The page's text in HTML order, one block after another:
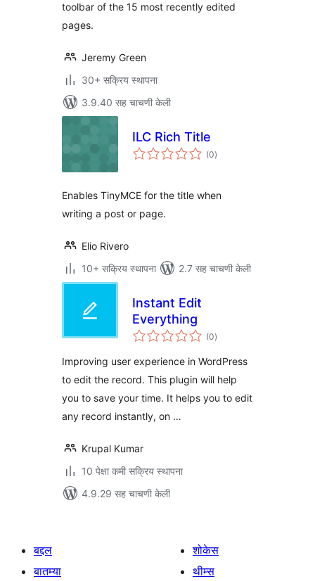
toolbar of the 15 most recently edited
pages.
Jeremy Green
30+ सक्रिय स्थापना
3.9.40 सह चाचणी केली
ILC Rich Title
(0एकूण
मूल्यांकन
)
Enables TinyMCE for the title when
writing a post or page.
Elio Rivero
10+ सक्रिय स्थापना
2.7 सह चाचणी केली
Instant Edit
Everything
(0एकूण
मूल्यांकन
)
Improving user experience in WordPress
to edit the record. This plugin will help
you to save your time. It helps you to edit
any record instantly, on …
Krupal Kumar
10 पेक्षा कमी सक्रिय स्थापना
4.9.29 सह चाचणी केली
बद्दल
बातम्या
शोकेस
थीम्स